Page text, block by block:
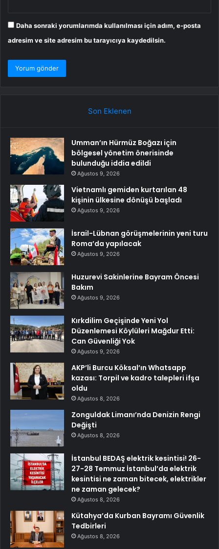
Daha sonraki yorumlarımda kullanılması için adım, e-posta
adresim ve site adresim bu tarayıcıya kaydedilsin.
Son Eklenen
Umman’ın Hürmüz Boğazı için
bölgesel yönetim önerisinde
bulunduğu iddia edildi
Ağustos 9, 2026
Vietnamlı gemiden kurtarılan 48
kişinin ülkesine dönüşü başladı
Ağustos 9, 2026
İsrail-Lübnan görüşmelerinin yeni turu
Roma’da yapılacak
Ağustos 9, 2026
Huzurevi Sakinlerine Bayram Öncesi
Bakım
Ağustos 9, 2026
Kırkdilim Geçişinde Yeni Yol
Düzenlemesi Köylüleri Mağdur Etti:
Can Güvenliği Yok
Ağustos 9, 2026
AKP’li Burcu Köksal’ın Whatsapp
kazası: Torpil ve kadro talepleri ifşa
oldu
Ağustos 8, 2026
Zonguldak Limanı’nda Denizin Rengi
Değişti
Ağustos 8, 2026
İstanbul BEDAŞ elektrik kesintisi! 26-
27-28 Temmuz İstanbul’da elektrik
kesintisi ne zaman bitecek, elektrikler
ne zaman gelecek?
Ağustos 8, 2026
Kütahya’da Kurban Bayramı Güvenlik
Tedbirleri
Ağustos 8, 2026